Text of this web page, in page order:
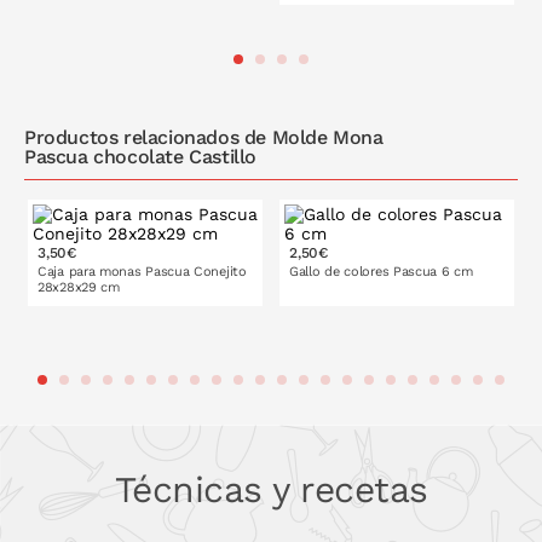
Productos relacionados de Molde Mona
Pascua chocolate Castillo
3,50€
Caja para monas Pascua Conejito
28x28x29 cm
2,50€
Gallo de colores Pascua 6 cm
Técnicas y recetas